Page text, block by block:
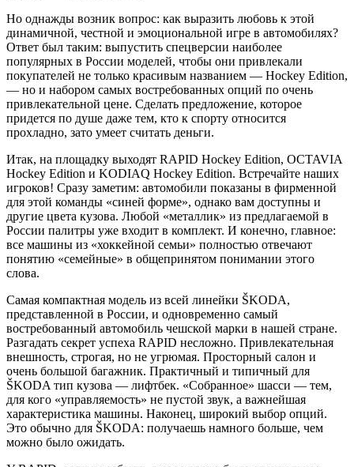
Но однажды возник вопрос: как выразить любовь к этой
динамичной, честной и эмоциональной игре в автомобилях?
Ответ был таким: выпустить спецверсии наиболее
популярных в России моделей, чтобы они привлекали
покупателей не только красивым названием — Hockey Edition,
— но и набором самых востребованных опций по очень
привлекательной цене. Сделать предложение, которое
придется по душе даже тем, кто к спорту относится
прохладно, зато умеет считать деньги.
Итак, на площадку выходят RAPID Hockey Edition, OCTAVIA
Hockey Edition и KODIAQ Hockey Edition. Встречайте наших
игроков! Сразу заметим: автомобили показаны в фирменной
для этой команды «синей форме», однако вам доступны и
другие цвета кузова. Любой «металлик» из предлагаемой в
России палитры уже входит в комплект. И конечно, главное:
все машины из «хоккейной семьи» полностью отвечают
понятию «семейные» в общепринятом понимании этого
слова.
Самая компактная модель из всей линейки ŠKODA,
представленной в России, и одновременно самый
востребованный автомобиль чешской марки в нашей стране.
Разгадать секрет успеха RAPID несложно. Привлекательная
внешность, строгая, но не угрюмая. Просторный салон и
очень большой багажник. Практичный и типичный для
ŠKODA тип кузова — лифтбек. «Собранное» шасси — тем,
для кого «управляемость» не пустой звук, а важнейшая
характеристика машины. Наконец, широкий выбор опций.
Это обычно для ŠKODA: получаешь намного больше, чем
можно было ожидать.